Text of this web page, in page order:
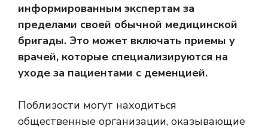
информированным экспертам за
пределами своей обычной медицинской
бригады. Это может включать приемы у
врачей, которые специализируются на
уходе за пациентами с деменцией.
Поблизости могут находиться
общественные организации, оказывающие